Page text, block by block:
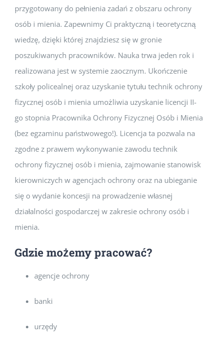
przygotowany do pełnienia zadań z obszaru ochrony
osób i mienia. Zapewnimy Ci praktyczną i teoretyczną
wiedzę, dzięki której znajdziesz się w gronie
poszukiwanych pracowników. Nauka trwa jeden rok i
realizowana jest w systemie zaocznym. Ukończenie
szkoły policealnej oraz uzyskanie tytułu technik ochrony
fizycznej osób i mienia umożliwia uzyskanie licencji II-
go stopnia Pracownika Ochrony Fizycznej Osób i Mienia
(bez egzaminu państwowego!). Licencja ta pozwala na
zgodne z prawem wykonywanie zawodu technik
ochrony fizycznej osób i mienia, zajmowanie stanowisk
kierowniczych w agencjach ochrony oraz na ubieganie
się o wydanie koncesji na prowadzenie własnej
działalności gospodarczej w zakresie ochrony osób i
mienia.
Gdzie możemy pracować?
agencje ochrony
banki
urzędy